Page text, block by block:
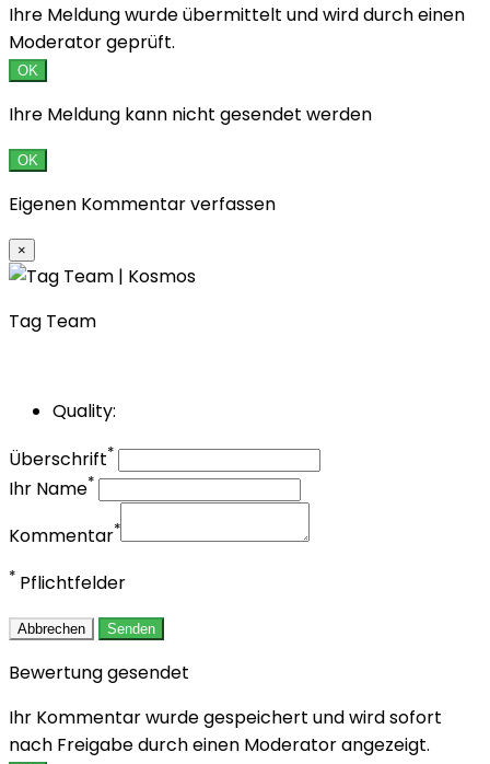
Ihre Meldung wurde übermittelt und wird durch einen
Moderator geprüft.
OK
Ihre Meldung kann nicht gesendet werden
OK
Eigenen Kommentar verfassen
×
Tag Team
Quality:
Überschrift*
Ihr Name*
Kommentar*
* Pflichtfelder
Abbrechen Senden
Bewertung gesendet
Ihr Kommentar wurde gespeichert und wird sofort
nach Freigabe durch einen Moderator angezeigt.